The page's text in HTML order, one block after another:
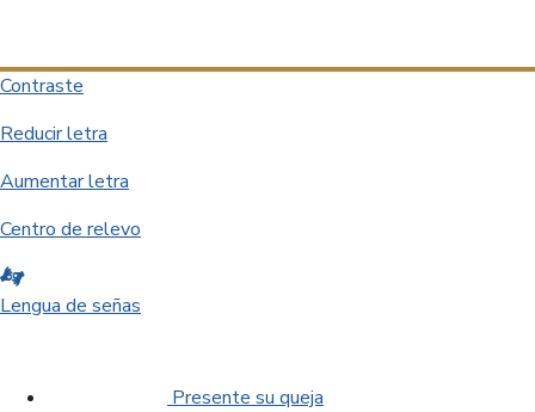
Contraste
Reducir letra
Aumentar letra
Centro de relevo
Lengua de señas
Presente su queja